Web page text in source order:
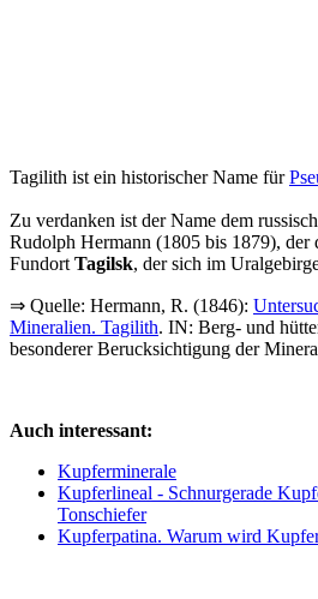
Tagilith ist ein historischer Name für
Zu verdanken ist der Name dem
Rudolph Hermann (1805 bis 1879), der
Fundort Tagilsk, der sich im
⇒ Quelle: Hermann, R. (1846):
Mineralien. Tagilith. IN: Berg- und
besonderer Berucksichtigung der
Auch interessant:
Kupferminerale
Kupferlineal - Schnurgerade
Tonschiefer
Kupferpatina. Warum wird